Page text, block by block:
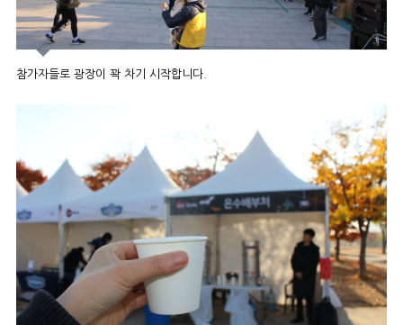
참가자들로 광장이 꽉 차기 시작합니다.